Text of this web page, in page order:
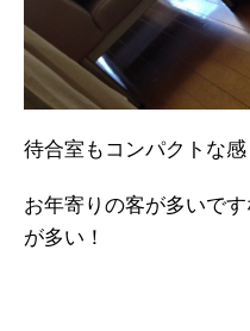
待合室もコンパクトな
お年寄りの客が多いで
が多い！